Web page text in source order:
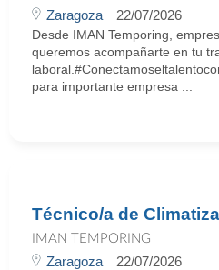
Zaragoza 22/07/2026
Desde IMAN Temporing,
queremos acompañarte en tu
para importante empresa ...
Técnico/a de
IMAN TEMPORING
Zaragoza 22/07/2026